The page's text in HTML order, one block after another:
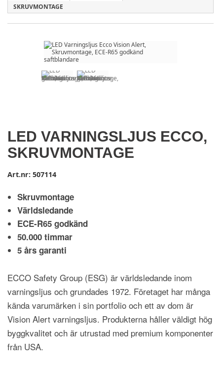
SKRUVMONTAGE
LED VARNINGSLJUS ECCO,
SKRUVMONTAGE
Art.nr: 507114
Skruvmontage
Världsledande
ECE-R65 godkänd
50.000 timmar
5 års garanti
ECCO Safety Group (ESG) är världsledande inom
varningsljus och grundades 1972. Företaget har många
kända varumärken i sin portfolio och ett av dom är
Vision Alert varningsljus. Produkterna håller väldigt hög
byggkvalitet och är utrustad med premium komponenter
från USA.